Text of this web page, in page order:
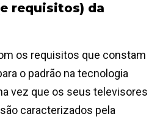
requisitos) da
os requisitos que constam
o padrão na tecnologia
vez que os seus televisores
caracterizados pela